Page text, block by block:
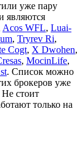
уже пару
являются
Acos WFL, Luai-
, Tryrev Ri,
Cogt, X Dwohen,
, MocinLife,
. Список можно
брокеров уже
стоит
только на